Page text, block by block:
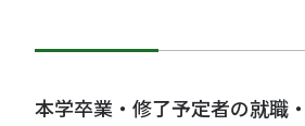
本学卒業・修了予定者の就職